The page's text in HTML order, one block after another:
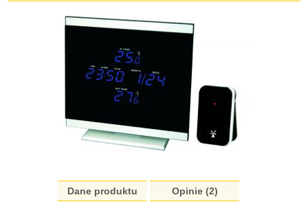
Dane produktu Opinie (2)